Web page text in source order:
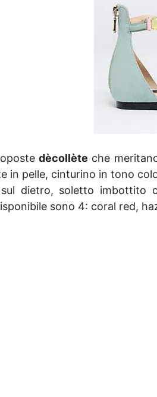
dècollète che
in pelle, cinturino in tono
dietro, soletto imbottito
sono 4: coral red,